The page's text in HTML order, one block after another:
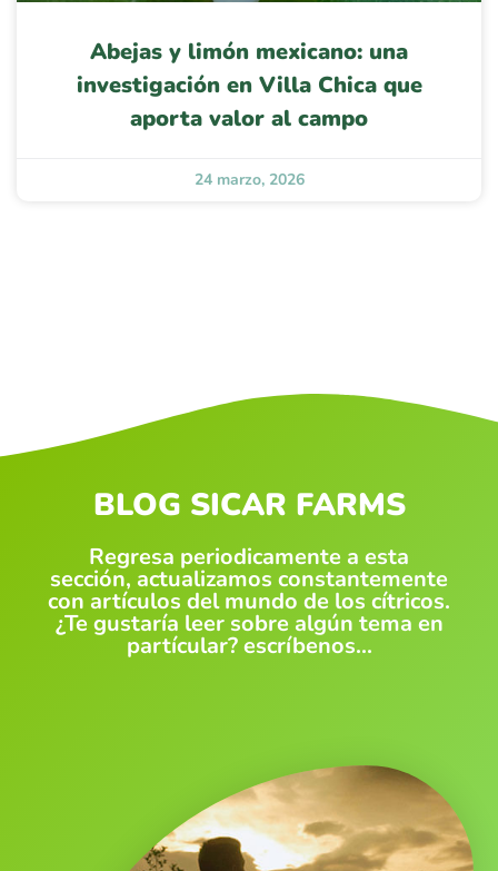
Abejas y limón mexicano: una
investigación en Villa Chica que
aporta valor al campo
24 marzo, 2026
BLOG SICAR FARMS
Regresa periodicamente a esta
sección, actualizamos constantemente
con artículos del mundo de los cítricos.
¿Te gustaría leer sobre algún tema en
partícular? escríbenos...